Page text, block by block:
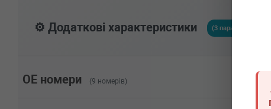
⚙️ Додаткові характеристики (3 параметрів)
OE номери (9 номерів)